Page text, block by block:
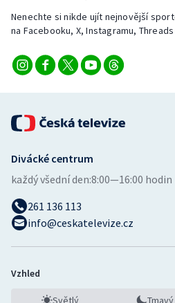
Nenechte si nikde ujít nejnovější
na Facebooku, X, Instagramu,
Divácké centrum
každý všední den:8:00—16:00 hodin
261 136 113
info@ceskatelevize.cz
Vzhled
Světlý Tmavý